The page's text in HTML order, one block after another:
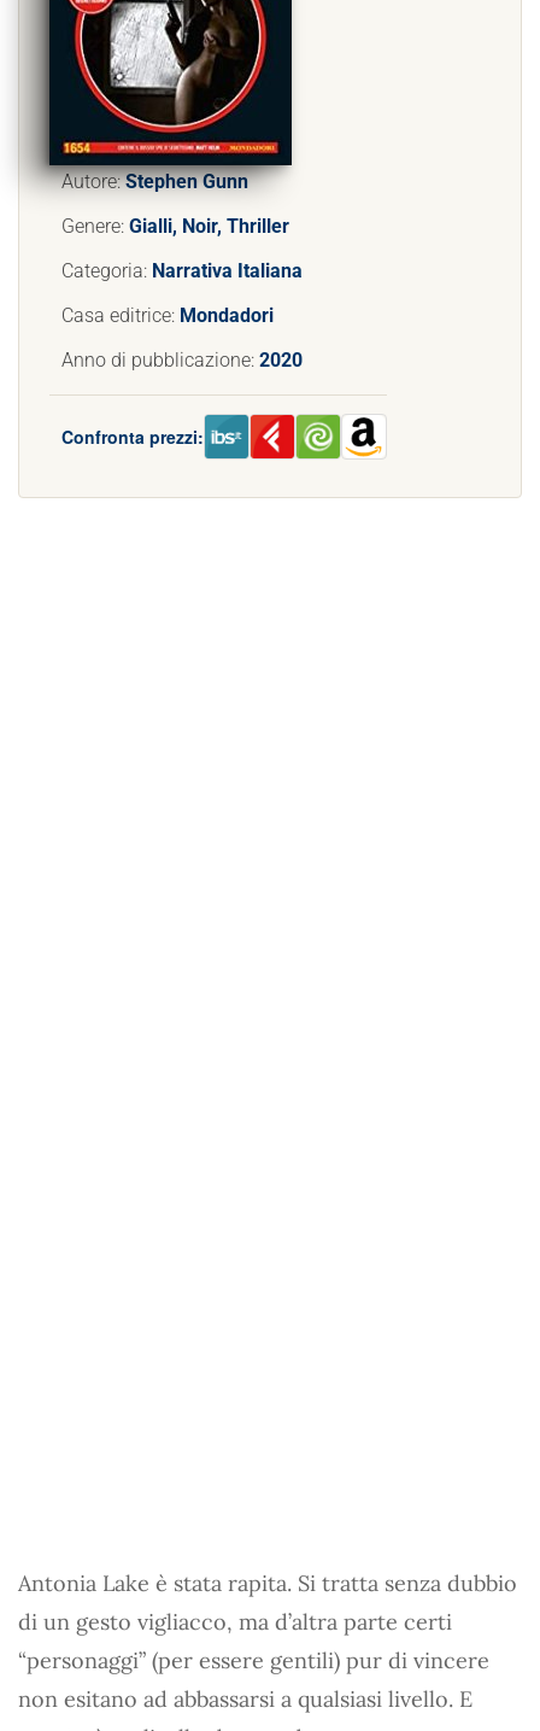
Autore:Stephen Gunn
Genere: Gialli, Noir, Thriller
Categoria: Narrativa Italiana
Casa editrice: Mondadori
Anno di pubblicazione: 2020
Confronta prezzi:
Antonia Lake è stata rapita. Si tratta senza dubbio
di un gesto vigliacco, ma d’altra parte certi
“personaggi” (per essere gentili) pur di vincere
non esitano ad abbassarsi a qualsiasi livello. E